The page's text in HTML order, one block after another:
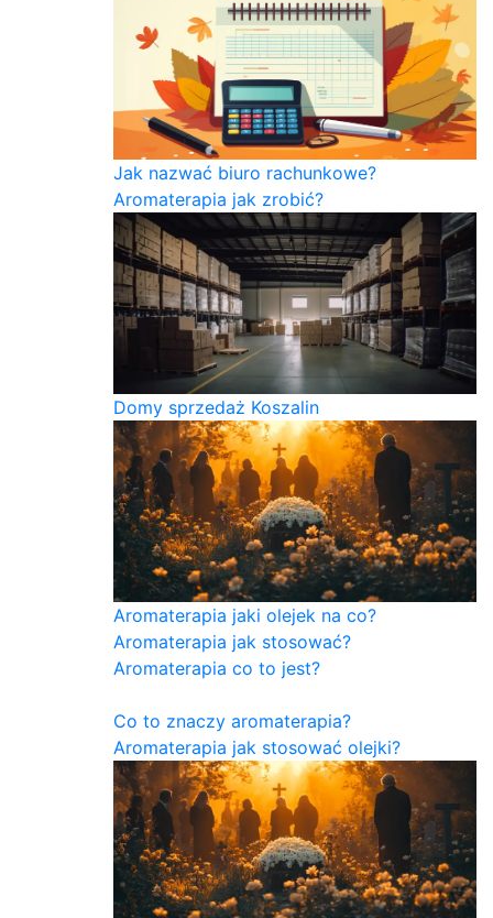
Jak nazwać biuro rachunkowe?
Aromaterapia jak zrobić?
Domy sprzedaż Koszalin
Aromaterapia jaki olejek na co?
Aromaterapia jak stosować?
Aromaterapia co to jest?
Co to znaczy aromaterapia?
Aromaterapia jak stosować olejki?